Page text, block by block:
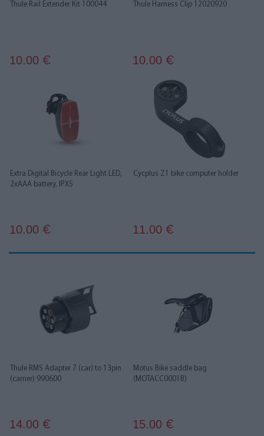
Thule Rail Extender Kit 100044
10.00 €
Thule Harness Clip 12020920
10.00 €
Extra Digital Bicycle Rear Light LED,
2xAAA battery, IPX5
10.00 €
Cycplus Z1 bike computer holder
11.00 €
Thule RMS Adapter 7 (car) to 13pin
(carrier) 990600
14.00 €
Motus Bike saddle bag
(MOTACC0001B)
15.00 €